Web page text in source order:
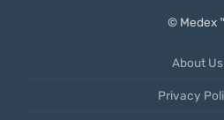
© Medex
About Us
Privacy